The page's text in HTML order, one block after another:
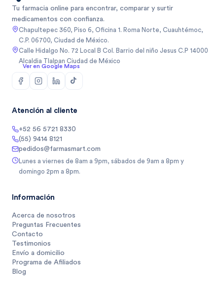
Tu farmacia online para encontrar, comparar y surtir
medicamentos con confianza.
Chapultepec 360, Piso 6, Oficina 1. Roma Norte, Cuauhtémoc,
C.P. 06700, Ciudad de México.
Calle Hidalgo No. 72 Local B Col. Barrio del niño Jesus C.P 14000
Alcaldia Tlalpan Ciudad de México
Ver en Google Maps
Atención al cliente
+52 56 5721 8330
(55) 9414 8121
pedidos@farmasmart.com
Lunes a viernes de 8am a 9pm, sábados de 9am a 8pm y
domingo 2pm a 8pm.
Información
Acerca de nosotros
Preguntas Frecuentes
Contacto
Testimonios
Envío a domicilio
Programa de Afiliados
Blog